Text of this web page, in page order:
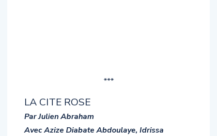
***
LA CITE ROSE
Par Julien Abraham
Avec Azize Diabate Abdoulaye, Idrissa